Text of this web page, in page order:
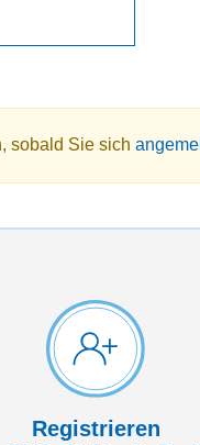
sobald Sie sich
Registrieren